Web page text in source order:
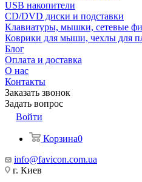
USB накопители
CD/DVD диски и подставки
Клавиатуры, мышки, сетевые
Коврики для мыши, чехлы для
Блог
Оплата и доставка
О нас
Контакты
Заказать звонок
Задать вопрос
Войти
Корзина0
info@favicon.com.ua
г. Киев